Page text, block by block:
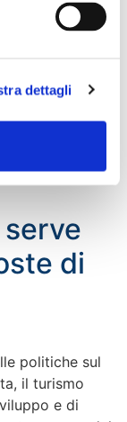
dettagli
della
di
Un video
di
politiche sul
il turismo
e di